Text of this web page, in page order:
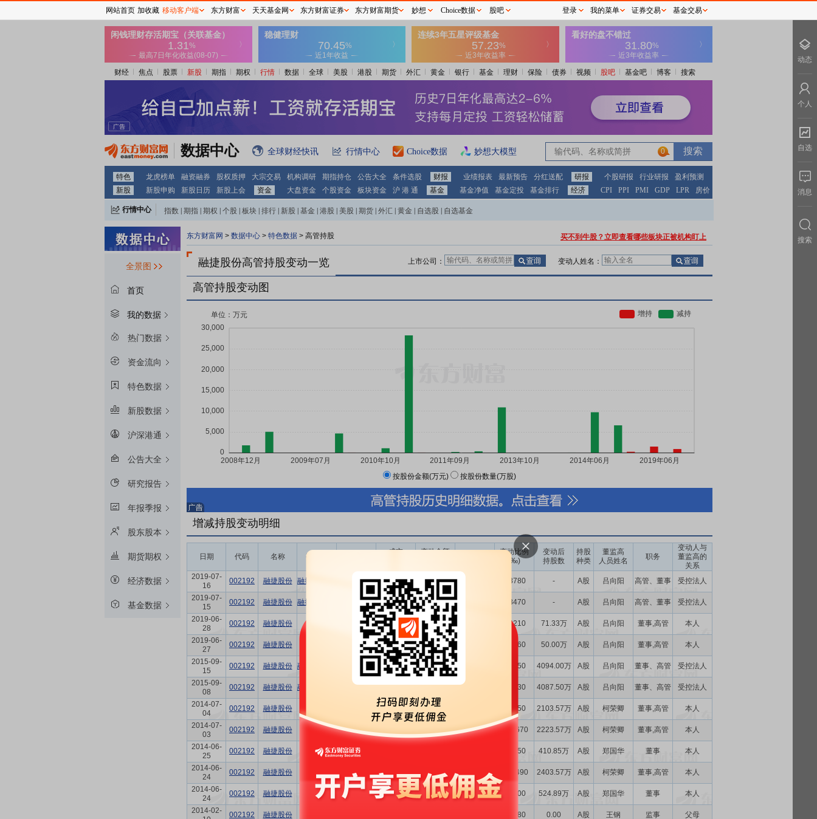
财经 焦点 股票 新股 期指 期权 行情 数据 全球 美股 港股 期货 外汇 黄金 银行 基金 理财 保险 债券 视频 股吧 基金吧 博客 搜索
数据中心 全球财经快讯 行情中心 Choice数据 妙想大模型 0
特色 龙虎榜单 融资融券 股权质押 大宗交易 机构调研 期指持仓 公告大全 条件选股 财报 业绩报表 最新预告 分红送配 研报 个股研报 行业研报
盈利预测
新股
新股申购 新股日历 新股上会 资金 大盘资金 个股资金 板块资金 沪 港 通 基金 基金净值 基金定投 基金排行 经济 CPI PPI PMI GDP LPR 房价
行情中心 指数 期指 期权 个股 板块 排行 新股 基金 港股 美股 期货 外汇 黄金 自选股 自选基金
全景图
首页
我的数据
热门数据
资金流向
特色数据
新股数据
沪深港通
公告大全
研究报告
年报季报
股东股本
期货期权
经济数据
基金数据
东方财富网 > 数据中心 > 特色数据 > 高管持股 买不到牛股？立即查看哪些板块正被机构盯上
融捷股份高管持股变动一览 变动人姓名：
上市公司：
高管持股变动图
按股份金额(万元) 按股份数量(万股)
增减持股变动明细
日期 代码 名称 变动人
成交
变动金额
变动比例
(‰)
变动后
持股数
持股
种类
董监高
人员姓名
职务
变动人与
董监高的
关系
2019-07-
16
002192 融捷股份 22.80万 19.32 440.50 0.8780 - A股 吕向阳 高管、董事
受控法人
2019-07-
15
002192 融捷股份 22.00万 19.38 426.36 0.8470 - A股 吕向阳 高管、董事
受控法人
2019-06-
28
002192 融捷股份 21.33万 20.39 434.92 0.8210 71.33万 A股 吕向阳 董事,高管
本人
2019-06-
27
002192 融捷股份 50.00万 20.45 1022.50 1.9260 50.00万 A股 吕向阳 董事,高管
本人
2015-09-
15
002192 融捷股份 21.08 137.02 0.3750 4094.00万 A股 吕向阳 董事、高管
受控法人
2015-09-
08
002192 融捷股份 3.51万 20.58 72.24 竞价交易 0.2030 4087.50万 A股 吕向阳 董事、高管
受控法人
2014-07-
04
002192 融捷股份 21.80 -2616.00 8.4450 2103.57万 A股 柯荣卿 董事,高管
本人
2014-07-
03
002192 融捷股份 柯荣卿 -180.00万 -3960.00 大宗交易 12.6670 2223.57万 A股 柯荣卿 董事,高管
本人
2014-06-
25
002192 融捷股份 郑国华 -114.04万 8.0250 410.85万 A股 郑国华 董事
本人
2014-06-
24
002192 融捷股份 柯荣卿 -400.00万 17.90 -7160.00 大宗交易 28.1490 2403.57万 A股 柯荣卿 董事,高管
本人
2014-06-
24
002192 融捷股份 郑国华 -22.60万 18.18 -410.87 竞价交易 1.5900 524.89万 A股 郑国华 董事
本人
2014-02-
002192 融捷股份 0.0280 0.00 A股 王钢 监事 父母
网站首页 加收藏 移动客户端 东方财富 天天基金网 东方财富证券 东方财富期货 妙想 Choice数据 股吧 登录 我的菜单 证券交易 基金交易
动态
个人
自选
消息
搜索